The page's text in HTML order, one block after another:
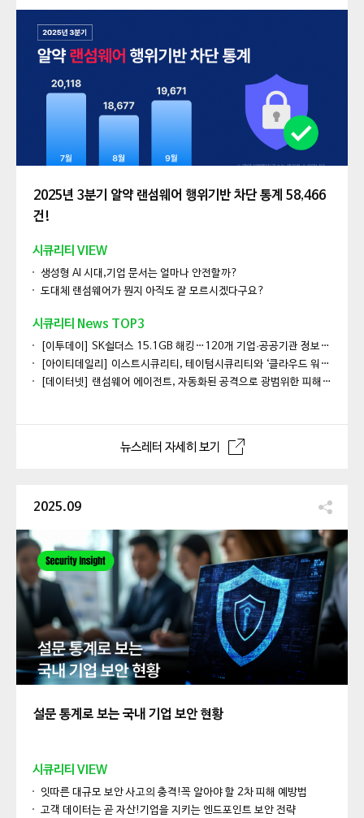
2025년 3분기 알약 랜섬웨어 행위기반 차단 통계 58,466
건!
시큐리티 VIEW
생성형 AI 시대,기업 문서는 얼마나 안전할까?
도대체 랜섬웨어가 뭔지 아직도 잘 모르시겠다구요?
시큐리티 News TOP3
[이투데이] SK쉴더스 15.1GB 해킹…120개 기업·공공기관 정보유출
[아이티데일리] 이스트시큐리티, 테이텀시큐리티와 ‘클라우드 워크로드 보호 플랫폼' 공동 개발
[데이터넷] 랜섬웨어 에이전트, 자동화된 공격으로 광범위한 피해 가능
뉴스레터 자세히 보기
2025.09
설문 통계로 보는 국내 기업 보안 현황
시큐리티 VIEW
잇따른 대규모 보안 사고의 충격!꼭 알아야 할 2차 피해 예방법
고객 데이터는 곧 자산!기업을 지키는 엔드포인트 보안 전략